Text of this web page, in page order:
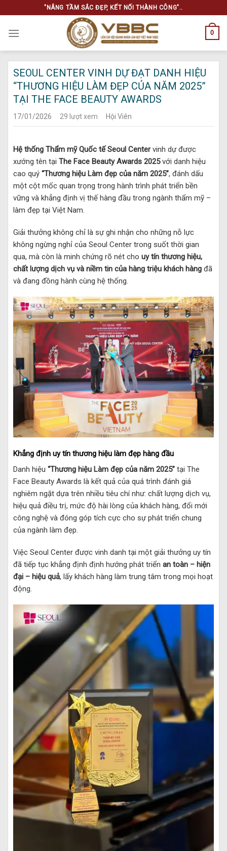
to
content
"NÂNG TẦM SẮC ĐẸP, KẾT NỐI THÀNH CÔNG"..
0
SEOUL CENTER VINH DỰ ĐẠT DANH HIỆU
“THƯƠNG HIỆU LÀM ĐẸP CỦA NĂM 2025”
TẠI THE FACE BEAUTY AWARDS
17/01/2026 29 lượt xem Hội Viên
Hệ thống Thẩm mỹ Quốc tế Seoul Centervinh dự được
xướng tên tại The Face Beauty Awards 2025với danh hiệu
cao quý “Thương hiệu Làm đẹp của năm 2025”, đánh dấu
một cột mốc quan trọng trong hành trình phát triển bền
vững và khẳng định vị thế hàng đầu trong ngành thẩm mỹ –
làm đẹp tại Việt Nam.
Giải thưởng không chỉ là sự ghi nhận cho những nỗ lực
không ngừng nghỉ của Seoul Center trong suốt thời gian
qua, mà còn là minh chứng rõ nét cho uy tín thương hiệu,
chất lượng dịch vụ và niềm tin của hàng triệu khách hàng đã
và đang đồng hành cùng hệ thống.
Khẳng định uy tín thương hiệu làm đẹp hàng đầu
Danh hiệu “Thương hiệu Làm đẹp của năm 2025” tại The
Face Beauty Awards là kết quả của quá trình đánh giá
nghiêm ngặt dựa trên nhiều tiêu chí như: chất lượng dịch vụ,
hiệu quả điều trị, mức độ hài lòng của khách hàng, đổi mới
công nghệ và đóng góp tích cực cho sự phát triển chung
của ngành làm đẹp.
Việc Seoul Center được vinh danh tại một giải thưởng uy tín
đã tiếp tục khẳng định định hướng phát triển an toàn – hiện
đại – hiệu quả, lấy khách hàng làm trung tâm trong mọi hoạt
động.